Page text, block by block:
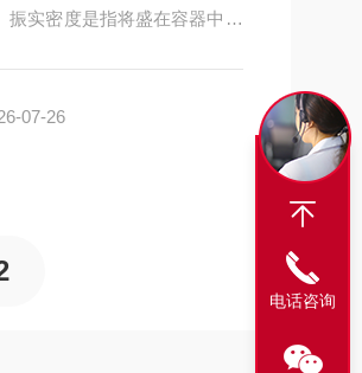
实密度是指将盛在容器中的
07-26
电话咨询